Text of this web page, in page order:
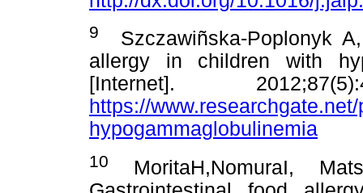
9
Szczawiñska-Poplonyk
allergy in children with
[Internet].
https://
hypogammaglobulinemia
10
MoritaH,NomuraI,